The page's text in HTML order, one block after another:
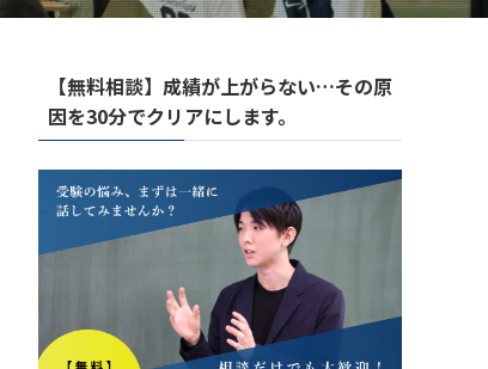
【無料相談】成績が上がらない…その原
因を30分でクリアにします。